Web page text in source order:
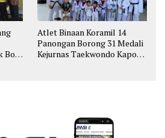
Bola
Atlet Binaan Koramil 14
Panongan Borong 31 Medali
Kejurnas Taekwondo Kapolri